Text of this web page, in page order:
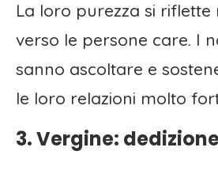
La loro purezza si riflette
verso le persone care. I
sanno ascoltare e
le loro relazioni molto
3. Vergine: